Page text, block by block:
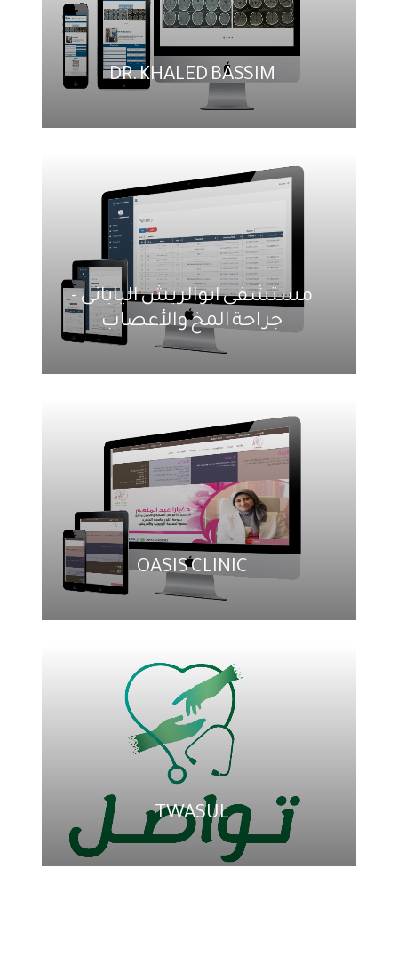
DR. KHALED BASSIM
مستشفى ابوالريش اليابانى -
جراحة المخ والأعصاب
OASIS CLINIC
TWASUL